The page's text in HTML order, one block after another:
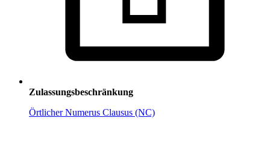
Zulassungsbeschränkung
Örtlicher Numerus Clausus (NC)